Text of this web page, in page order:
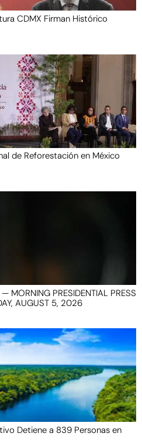
CDMX Firman Histórico
de Reforestación en México
MORNING PRESIDENTIAL PRESS
AUGUST 5, 2026
Detiene a 839 Personas en